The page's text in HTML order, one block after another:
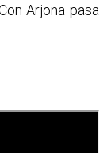
Arjona pasa